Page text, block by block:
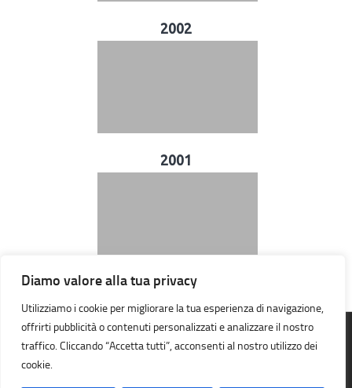
Diamo valore alla tua privacy
Utilizziamo i cookie per migliorare la tua esperienza di navigazione,
offrirti pubblicità o contenuti personalizzati e analizzare il nostro
traffico. Cliccando “Accetta tutti”, acconsenti al nostro utilizzo dei
cookie.
2002
2001
A.S.D. Orienteering Galileo Galilei © 2026. Tutti i diritti riservati.